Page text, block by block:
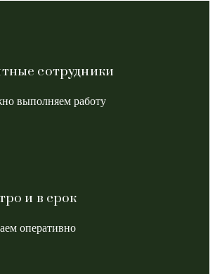
сотрудники
выполняем работу
и в срок
оперативно